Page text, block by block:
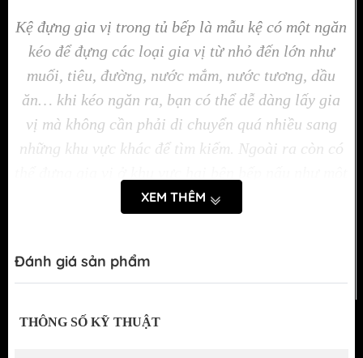
Kệ đựng gia vị trong tủ bếp là mẫu kệ có một ngăn
kéo để đựng các loại gia vị từ nhỏ đến lớn như
muối, tiêu, đường, nước mắm, nước tương, dầu
ăn… khi kéo ngăn ra, bạn có thể dễ dàng lấy gia
vị mà không cần phải di chuyển quá nhiều sang
những khu vực khác để tìm kiếm.
Ngoài ra còn có
chiếc túi thần kỳ nhỏ gọn, để bạn dễ dàng tiếp cận
kéo ra- đẩy vô trong lúc nấu ăn cho cả gia đình.
treo hông
XEM THÊM
Đánh giá sản phẩm
THÔNG SỐ KỸ THUẬT